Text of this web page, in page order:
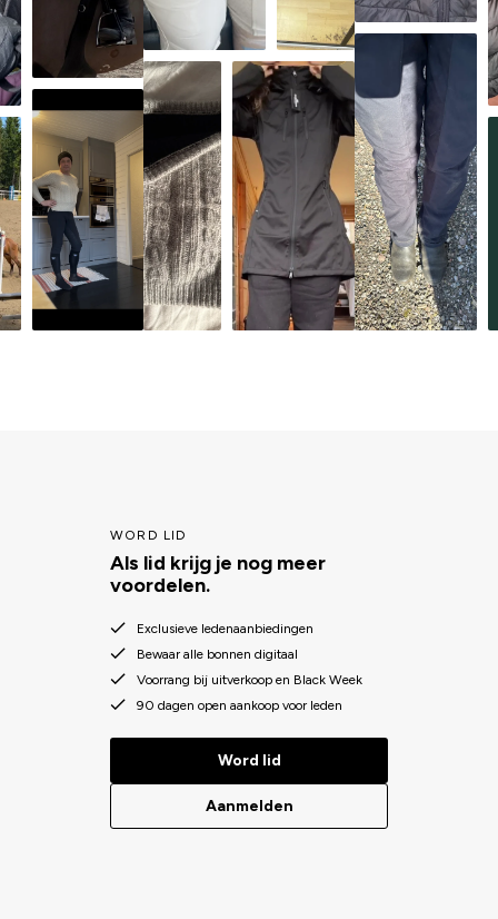
WORD LID
Als lid krijg je nog meer
voordelen.
Exclusieve ledenaanbiedingen
Bewaar alle bonnen digitaal
Voorrang bij uitverkoop en Black Week
90 dagen open aankoop voor leden
Word lid
Aanmelden